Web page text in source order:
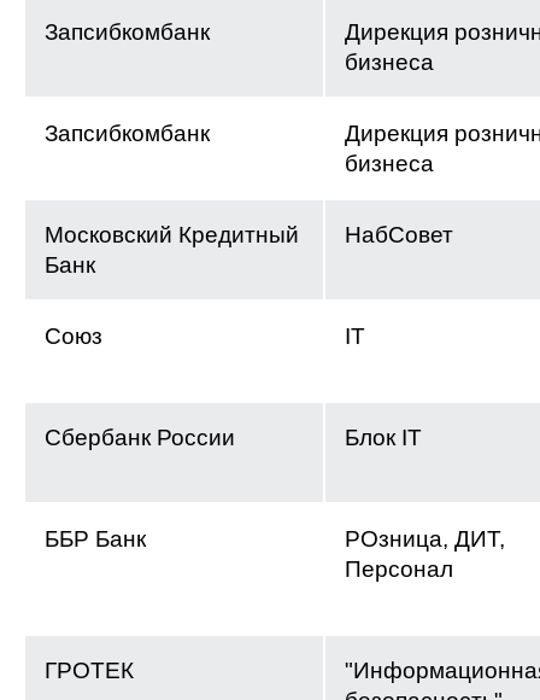
Запсибкомбанк
Дирекция
бизнеса
Запсибкомбанк
Дирекция
бизнеса
Московский Кредитный
Банк
НабСовет
Союз IT
Сбербанк России Блок IT
ББР Банк
РОзница, ДИТ,
Персонал
ГРОТЕК